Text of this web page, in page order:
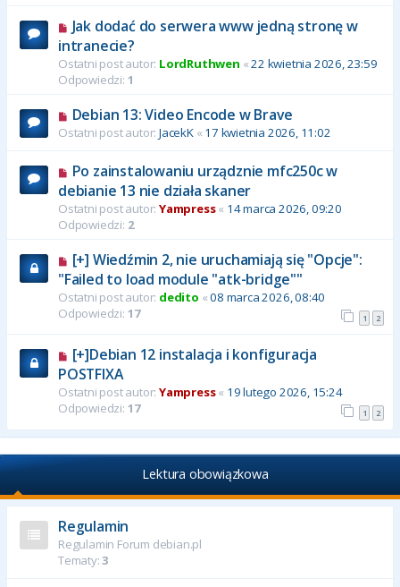
Jak dodać do serwera www jedną stronę w
intranecie?
Ostatni post autor: LordRuthwen «22 kwietnia 2026, 23:59
Odpowiedzi: 1
Debian 13: Video Encode w Brave
Ostatni post autor: JacekK« 17 kwietnia 2026, 11:02
Po zainstalowaniu urządznie mfc250c w
debianie 13 nie działa skaner
Ostatni post autor: Yampress« 14 marca 2026, 09:20
Odpowiedzi: 2
[+] Wiedźmin 2, nie uruchamiają się "Opcje":
"Failed to load module "atk-bridge""
Ostatni post autor: dedito «08 marca 2026, 08:40
Odpowiedzi: 17 1 2
[+]Debian 12 instalacja i konfiguracja
POSTFIXA
Ostatni post autor: Yampress« 19 lutego 2026, 15:24
Odpowiedzi: 17 1 2
Lektura obowiązkowa
Regulamin
Regulamin Forum debian.pl
Tematy:3